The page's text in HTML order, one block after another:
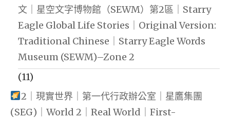
文｜星空文字博物館（SEWM）第2區｜Starry
Eagle Global Life Stories｜Original Version:
Traditional Chinese｜Starry Eagle Words
Museum (SEWM)–Zone 2
(11)
2｜現實世界｜第一代行政辦公室｜星鷹集團
(SEG)｜World 2｜Real World｜First-